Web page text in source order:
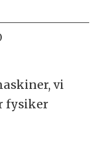
vi
fysiker